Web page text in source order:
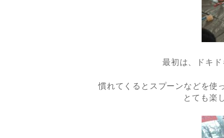
最初は、ドキド
慣れてくるとスプーンなどを使
とても楽